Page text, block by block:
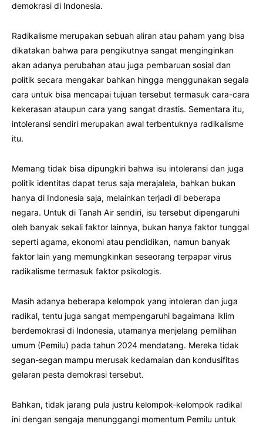
demokrasi di Indonesia.
Radikalisme merupakan sebuah aliran atau paham yang bisa
dikatakan bahwa para pengikutnya sangat menginginkan
akan adanya perubahan atau juga pembaruan sosial dan
politik secara mengakar bahkan hingga menggunakan segala
cara untuk bisa mencapai tujuan tersebut termasuk cara-cara
kekerasan ataupun cara yang sangat drastis. Sementara itu,
intoleransi sendiri merupakan awal terbentuknya radikalisme
itu.
Memang tidak bisa dipungkiri bahwa isu intoleransi dan juga
politik identitas dapat terus saja merajalela, bahkan bukan
hanya di Indonesia saja, melainkan terjadi di beberapa
negara. Untuk di Tanah Air sendiri, isu tersebut dipengaruhi
oleh banyak sekali faktor lainnya, bukan hanya faktor tunggal
seperti agama, ekonomi atau pendidikan, namun banyak
faktor lain yang memungkinkan seseorang terpapar virus
radikalisme termasuk faktor psikologis.
Masih adanya beberapa kelompok yang intoleran dan juga
radikal, tentu juga sangat mempengaruhi bagaimana iklim
berdemokrasi di Indonesia, utamanya menjelang pemilihan
umum (Pemilu) pada tahun 2024 mendatang. Mereka tidak
segan-segan mampu merusak kedamaian dan kondusifitas
gelaran pesta demokrasi tersebut.
Bahkan, tidak jarang pula justru kelompok-kelompok radikal
ini dengan sengaja menunggangi momentum Pemilu untuk